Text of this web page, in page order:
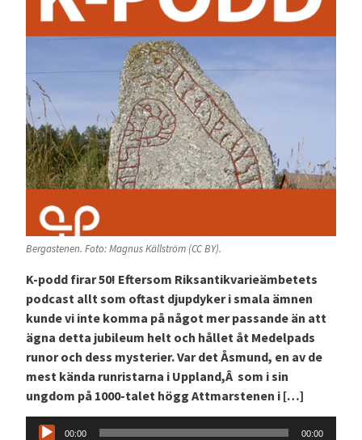
Bergastenen. Foto: Magnus Källström (CC BY).
K-podd firar 50! Eftersom Riksantikvarieämbetets
podcast allt som oftast djupdyker i smala ämnen
kunde vi inte komma på något mer passande än att
ägna detta jubileum helt och hållet åt Medelpads
runor och dess mysterier. Var det Åsmund, en av de
mest kända runristarna i Uppland,Â som i sin
ungdom på 1000-talet högg Attmarstenen i […]
Ljudspelare
00:00 00:00